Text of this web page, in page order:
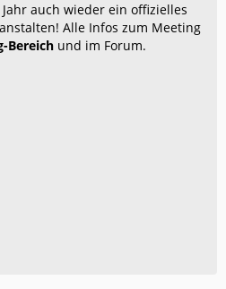
auch wieder ein offizielles
Alle Infos zum Meeting
Bereich und im Forum.